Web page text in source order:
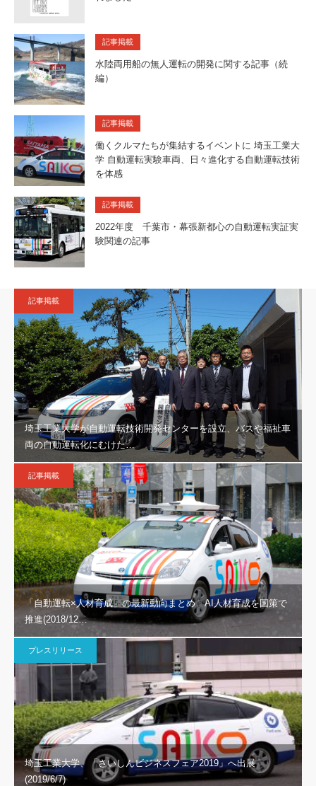
記事掲載
水陸両用船の無人運転の開発に関する記事（続
編）
記事掲載
働くクルマたちが集結するイベントに 埼玉工業大
学 自動運転実験車両、日々進化する自動運転技術
を体感
記事掲載
2022年度 千葉市・幕張新都心の自動運転実証実
験関連の記事
記事掲載
埼玉工業大学が自動運転技術開発センターを設立、バスや福祉車
両の自動運転化にむけた…
記事掲載
「自動運転×人材育成」の最新動向まとめ AI人材育成を国策で
推進(2018/12…
プレスリリース
埼玉工業大学、「さいしんビジネスフェア2019」へ出展
(2019/6/7)